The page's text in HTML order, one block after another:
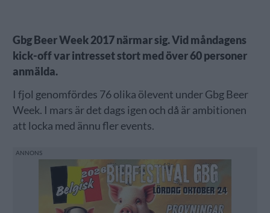
Gbg Beer Week 2017 närmar sig. Vid måndagens
kick-off var intresset stort med över 60 personer
anmälda.
I fjol genomfördes 76 olika ölevent under Gbg Beer
Week. I mars är det dags igen och då är ambitionen
att locka med ännu fler events.